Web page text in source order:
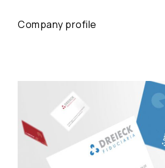
Company profile